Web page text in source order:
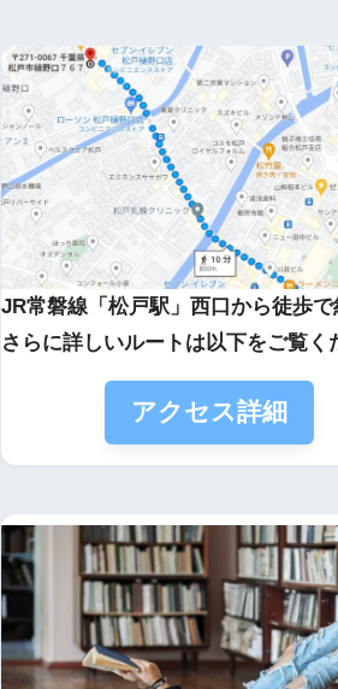
JR常磐線「松戸駅」西口から徒歩で
さらに詳しいルートは以下をご覧く
アクセス詳細